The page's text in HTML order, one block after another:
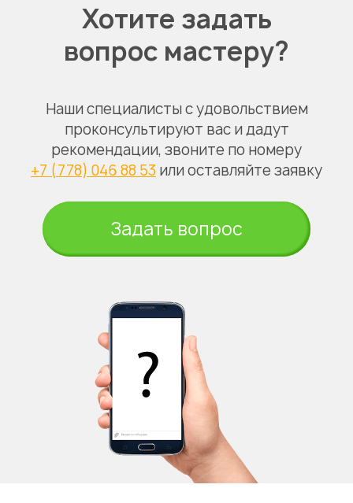
Хотите задать
вопрос мастеру?
Наши специалисты с удовольствием
проконсультируют вас и дадут
рекомендации, звоните по номеру
+7 (778) 046 88 53 или оставляйте заявку
Задать вопрос